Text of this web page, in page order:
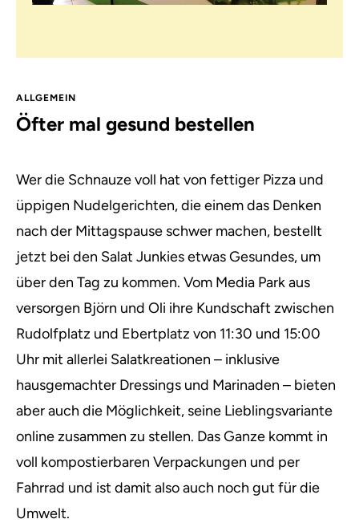
ALLGEMEIN
Öfter mal gesund bestellen
Wer die Schnauze voll hat von fettiger Pizza und
üppigen Nudelgerichten,die einem das Denken
nach der Mittagspause schwer machen, bestellt
jetzt bei den Salat Junkies etwas Gesundes, um
über den Tag zu kommen. Vom Media Park aus
versorgen Björn und Oli ihre Kundschaft zwischen
Rudolfplatz und Ebertplatz von 11:30 und 15:00
Uhr mit allerlei Salatkreationen – inklusive
hausgemachter Dressings und Marinaden – bieten
aber auch die Möglichkeit, seine Lieblingsvariante
online zusammen zu stellen. Das Ganze kommt in
voll kompostierbaren Verpackungen und per
Fahrrad und ist damit also auch noch gut für die
Umwelt.